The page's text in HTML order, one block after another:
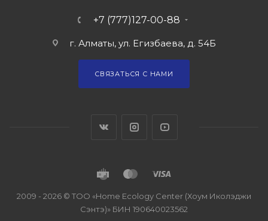
+7 (777)127-00-88
г. Алматы, ул. Егизбаева, д. 54Б
СВЯЗАТЬСЯ С НАМИ
2009 - 2026 © ТОО «Home Ecology Center (Хоум Иколэджи
Сэнтэ)» БИН 190640023562